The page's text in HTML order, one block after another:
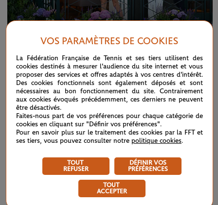
Wimbledon 2025 en images
EN VIDÉOS
VOS PARAMÈTRES DE COOKIES
La Fédération Française de Tennis et ses tiers utilisent des
cookies destinés à mesurer l'audience du site internet et vous
proposer des services et offres adaptés à vos centres d'intérêt.
Des cookies fonctionnels sont également déposés et sont
nécessaires au bon fonctionnement du site. Contrairement
aux cookies évoqués précédemment, ces derniers ne peuvent
être désactivés.
Faites-nous part de vos préférences pour chaque catégorie de
cookies en cliquant sur "Définir vos préférences".
Pour en savoir plus sur le traitement des cookies par la FFT et
ses tiers, vous pouvez consulter notre politique cookies.
TOUT
REFUSER
DÉFINIR VOS
PRÉFÉRENCES
TOUT
ACCEPTER